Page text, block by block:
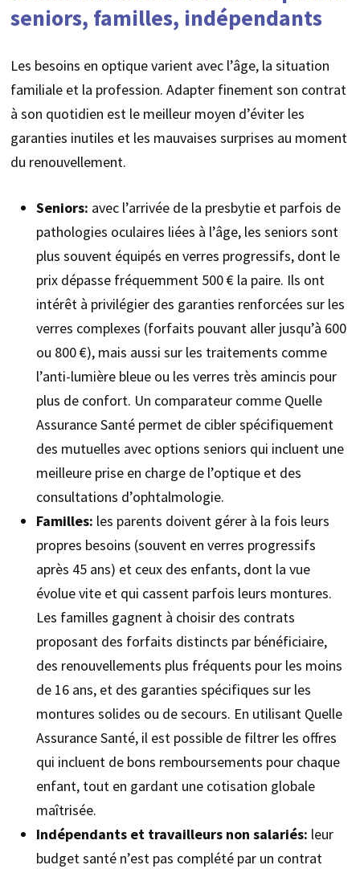
seniors, familles, indépendants
Les besoins en optique varient avec l’âge, la situation
familiale et la profession. Adapter finement son contrat
à son quotidien est le meilleur moyen d’éviter les
garanties inutiles et les mauvaises surprises au moment
du renouvellement.
Seniors: avec l’arrivée de la presbytie et parfois de
pathologies oculaires liées à l’âge, les seniors sont
plus souvent équipés en verres progressifs, dont le
prix dépasse fréquemment 500 € la paire. Ils ont
intérêt à privilégier des garanties renforcées sur les
verres complexes (forfaits pouvant aller jusqu’à 600
ou 800 €), mais aussi sur les traitements comme
l’anti-lumière bleue ou les verres très amincis pour
plus de confort. Un comparateur comme Quelle
Assurance Santé permet de cibler spécifiquement
des mutuelles avec options seniors qui incluent une
meilleure prise en charge de l’optique et des
consultations d’ophtalmologie.
Familles: les parents doivent gérer à la fois leurs
propres besoins (souvent en verres progressifs
après 45 ans) et ceux des enfants, dont la vue
évolue vite et qui cassent parfois leurs montures.
Les familles gagnent à choisir des contrats
proposant des forfaits distincts par bénéficiaire,
des renouvellements plus fréquents pour les moins
de 16 ans, et des garanties spécifiques sur les
montures solides ou de secours. En utilisant Quelle
Assurance Santé, il est possible de filtrer les offres
qui incluent de bons remboursements pour chaque
enfant, tout en gardant une cotisation globale
maîtrisée.
Indépendants et travailleurs non salariés: leur
budget santé n’est pas complété par un contrat